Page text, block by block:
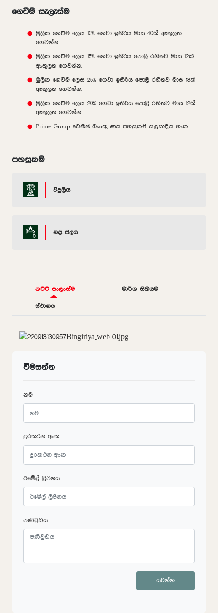
ගෙවීම් සැලැස්ම
මුලික ගෙවීම ලෙස 10% ගෙවා ඉතිරිය මාස 40ක් ඇතුලත
ගෙවන්න.
මුලික ගෙවීම ලෙස 15% ගෙවා ඉතිරිය පොලි රහිතව මාස 12ක්
ඇතුලත ගෙවන්න.
මුලික ගෙවීම ලෙස 25% ගෙවා ඉතිරිය පොලි රහිතව මාස 18ක්
ඇතුලත ගෙවන්න.
මුලික ගෙවීම ලෙස 20% ගෙවා ඉතිරිය පොලි රහිතව මාස 12ක්
ඇතුලත ගෙවන්න.
Prime Group වෙතින් බැංකු ණය පහසුකම් සලසාදිය හැක.
පහසුකම්
විදුලිය
නළ ජලය
කට්ටි සැලැස්ම මාර්ග සිතියම
ස්ථානය
විමසන්න
නම
දුරකථන අංක
ඊමේල් ලිපිනය
පණිවුඩය
යවන්න